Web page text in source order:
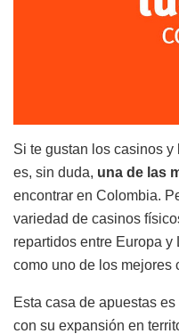
Si te gustan los casinos
es, sin duda, una de las
encontrar en Colombia.
variedad de casinos
repartidos entre Europa
como uno de los mejores
Esta casa de apuestas
con su expansión en